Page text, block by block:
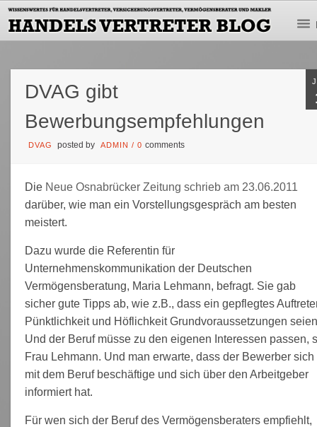
DVAG gibt
Bewerbungsempfehlungen
DVAG posted by ADMIN /0comments
Die Neue Osnabrücker Zeitung schrieb am 23.06.2011
darüber, wie man ein Vorstellungsgespräch am besten
meistert.
Dazu wurde die Referentin für
Unternehmenskommunikation der Deutschen
Vermögensberatung, Maria Lehmann, befragt. Sie gab
sicher gute Tipps ab, wie z.B., dass ein gepflegtes
Pünktlichkeit und Höflichkeit Grundvoraussetzungen
Und der Beruf müsse zu den eigenen Interessen passen,
Frau Lehmann. Und man erwarte, dass der Bewerber sich
mit dem Beruf beschäftige und sich über den Arbeitgeber
informiert hat.
Für wen sich der Beruf des Vermögensberaters empfiehlt,